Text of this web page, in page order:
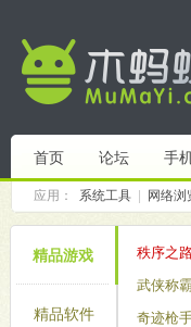
首页 论坛 手
应用： 系统工具 网络浏
精品游戏
精品软件
秩序之
武侠称
奇迹枪